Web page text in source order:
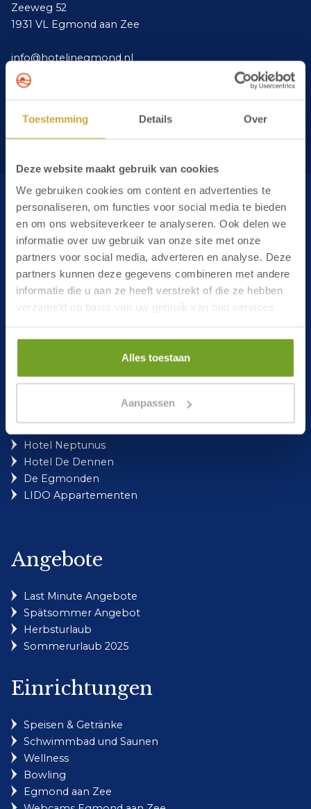
Toestemming Details Over
Deze website maakt gebruik van cookies
We gebruiken cookies om content en advertenties te
personaliseren, om functies voor social media te bieden
en om ons websiteverkeer te analyseren. Ook delen we
informatie over uw gebruik van onze site met onze
partners voor social media, adverteren en analyse. Deze
partners kunnen deze gegevens combineren met andere
informatie die u aan ze heeft verstrekt of die ze hebben
verzameld op basis van uw gebruik van hun services.
Alles toestaan
Aanpassen
Zeeweg 52
1931 VL Egmond aan Zee
info@hotelinegmond.nl
+31(0)72 750 2000
Service
Newsletter, anmelden und gewinnen!
Strandhotel Golfzang
Hotel Neptunus
Hotel De Dennen
De Egmonden
LIDO Appartementen
Angebote
Last Minute Angebote
Spätsommer Angebot
Herbsturlaub
Sommerurlaub 2025
Einrichtungen
Speisen & Getränke
Schwimmbad und Saunen
Wellness
Bowling
Egmond aan Zee